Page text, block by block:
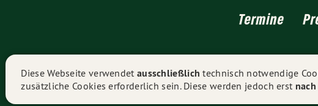
Termine
©
Diese Webseite verwendet ausschließlich technisch notwendige
zusätzliche Cookies erforderlich sein. Diese werden jedoch erst nach